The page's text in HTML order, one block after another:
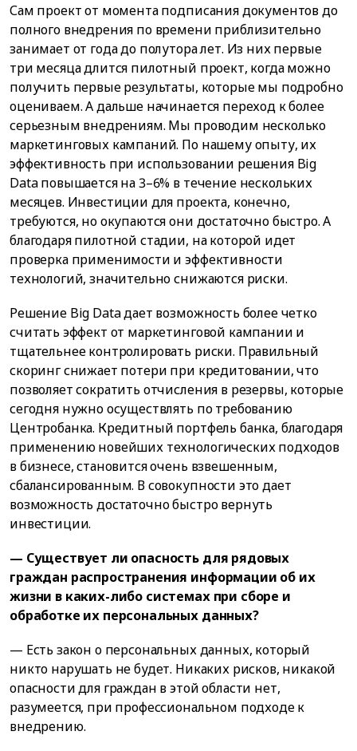
Сам проект от момента подписания документов до
полного внедрения по времени приблизительно
занимает от года до полутора лет. Из них первые
три месяца длится пилотный проект, когда можно
получить первые результаты, которые мы подробно
оцениваем. А дальше начинается переход к более
серьезным внедрениям. Мы проводим несколько
маркетинговых кампаний. По нашему опыту, их
эффективность при использовании решения Big
Data повышается на 3–6% в течение нескольких
месяцев. Инвестиции для проекта, конечно,
требуются, но окупаются они достаточно быстро. А
благодаря пилотной стадии, на которой идет
проверка применимости и эффективности
технологий, значительно снижаются риски.
Решение Big Data дает возможность более четко
считать эффект от маркетинговой кампании и
тщательнее контролировать риски. Правильный
скоринг снижает потери при кредитовании, что
позволяет сократить отчисления в резервы, которые
сегодня нужно осуществлять по требованию
Центробанка. Кредитный портфель банка, благодаря
применению новейших технологических подходов
в бизнесе, становится очень взвешенным,
сбалансированным. В совокупности это дает
возможность достаточно быстро вернуть
инвестиции.
— Существует ли опасность для рядовых
граждан распространения информации об их
жизни в каких-либо системах при сборе и
обработке их персональных данных?
— Есть закон о персональных данных, который
никто нарушать не будет. Никаких рисков, никакой
опасности для граждан в этой области нет,
разумеется, при профессиональном подходе к
внедрению.